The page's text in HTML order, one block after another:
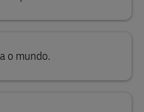
o mundo.